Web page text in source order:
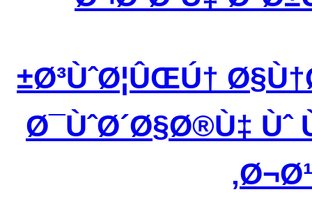
Ø³ÙˆØ¦ÛŒÚ†
Ø¯ÙˆØ´Ø§Ø®Ù‡